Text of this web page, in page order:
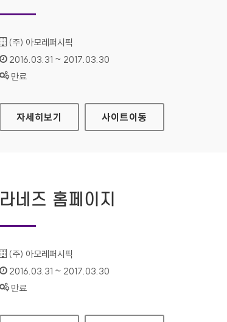
기관명 :
(주) 아모레퍼시픽
인증기간 :
2016.03.31 ~ 2017.03.30
상태 :
만료
리리코스 마린에너지 홈페이지
자세히보기 사이트이동
라네즈 홈페이지
기관명 :
(주) 아모레퍼시픽
인증기간 :
2016.03.31 ~ 2017.03.30
상태 :
만료